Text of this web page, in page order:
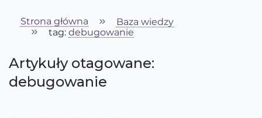
Strona główna
Baza wiedzy
tag: debugowanie
Artykuły otagowane:
debugowanie